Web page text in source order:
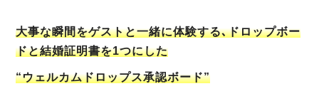
大事な瞬間をゲストと一緒に体験する､ドロップボー
ドと結婚証明書を1つにした
“ウェルカムドロップス承認ボード”